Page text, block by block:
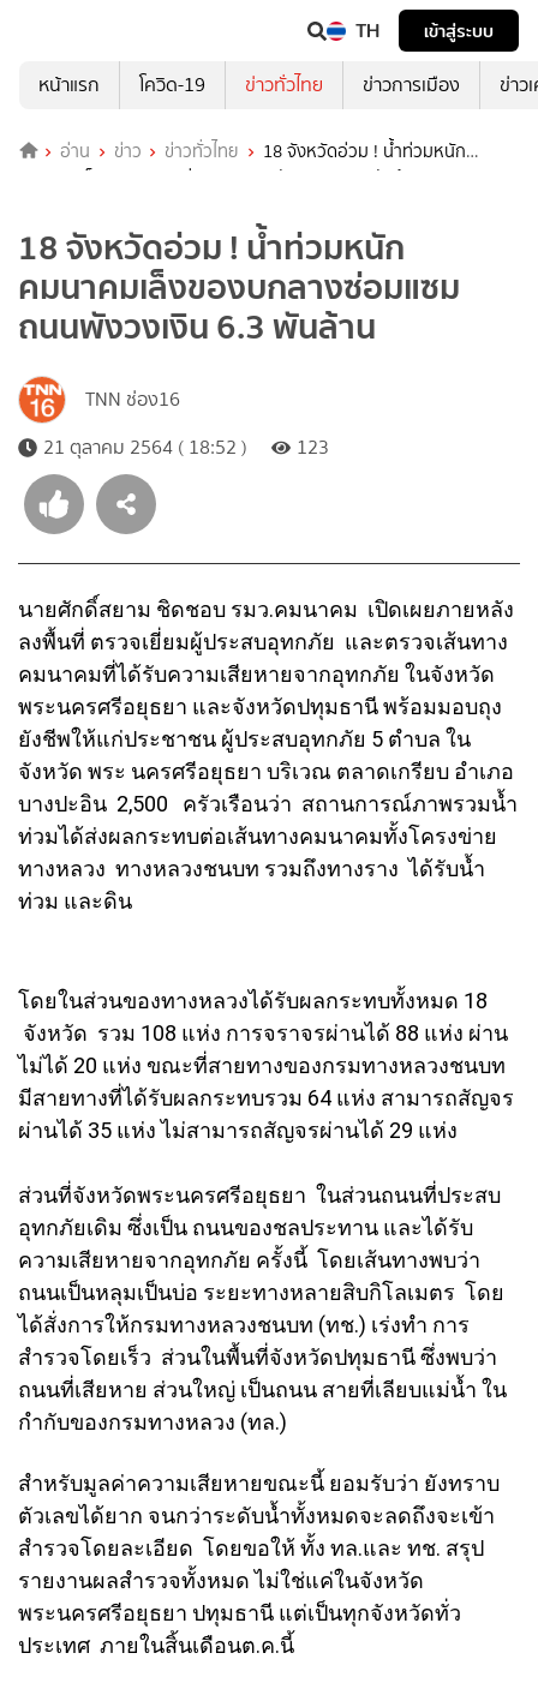
TH
เข้าสู่ระบบ
หน้าแรก
โควิด-19 ข่าวทั่วไทย ข่าวการเมือง ข่าว
อ่าน ข่าว ข่าวทั่วไทย
18 จังหวัดอ่วม ! น้ำท่วมหนัก
คมนาคมเล็งของบกลางซ่อมแซมถนนพังวงเงิน 6.3 พันล้าน
18 จังหวัดอ่วม ! น้ำท่วมหนัก
คมนาคมเล็งของบกลางซ่อมแซม
ถนนพังวงเงิน 6.3 พันล้าน
TNN ช่อง16
21 ตุลาคม 2564 ( 18:52 )
123
นายศักดิ์สยาม ชิดชอบ รมว.คมนาคม เปิดเผยภายหลัง
ลงพื้นที่ ตรวจเยี่ยมผู้ประสบอุทกภัย และตรวจเส้นทาง
คมนาคมที่ได้รับความเสียหายจากอุทกภัย ในจังหวัด
พระนครศรีอยุธยา และจังหวัดปทุมธานี พร้อมมอบถุง
ยังชีพให้แก่ประชาชน ผู้ประสบอุทกภัย 5 ตำบล ใน
จังหวัด พระ นครศรีอยุธยา บริเวณ ตลาดเกรียบ อำเภอ
บางปะอิน 2,500 ครัวเรือนว่า สถานการณ์ภาพรวมน้ำ
ท่วมได้ส่งผลกระทบต่อเส้นทางคมนาคมทั้งโครงข่าย
ทางหลวง ทางหลวงชนบท รวมถึงทางราง ได้รับน้ำ
ท่วม และดิน
โดยในส่วนของทางหลวงได้รับผลกระทบทั้งหมด 18
จังหวัด รวม 108 แห่ง การจราจรผ่านได้ 88 แห่ง ผ่าน
ไม่ได้ 20 แห่ง ขณะที่สายทางของกรมทางหลวงชนบท
มีสายทางที่ได้รับผลกระทบรวม 64 แห่ง สามารถสัญจร
ผ่านได้ 35 แห่ง ไม่สามารถสัญจรผ่านได้ 29 แห่ง
ส่วนที่จังหวัดพระนครศรีอยุธยา ในส่วนถนนที่ประสบ
อุทกภัยเดิม ซึ่งเป็น ถนนของชลประทาน และได้รับ
ความเสียหายจากอุทกภัย ครั้งนี้ โดยเส้นทางพบว่า
ถนนเป็นหลุมเป็นบ่อ ระยะทางหลายสิบกิโลเมตร โดย
ได้สั่งการให้กรมทางหลวงชนบท (ทช.) เร่งทำ การ
สำรวจโดยเร็ว ส่วนในพื้นที่จังหวัดปทุมธานี ซึ่งพบว่า
ถนนที่เสียหาย ส่วนใหญ่ เป็นถนน สายที่เลียบแม่น้ำ ใน
กำกับของกรมทางหลวง (ทล.)
สำหรับมูลค่าความเสียหายขณะนี้ ยอมรับว่า ยังทราบ
ตัวเลขได้ยาก จนกว่าระดับน้ำทั้งหมดจะลดถึงจะเข้า
สำรวจโดยละเอียด โดยขอให้ ทั้ง ทล.และ ทช. สรุป
รายงานผลสำรวจทั้งหมด ไม่ใช่แค่ในจังหวัด
พระนครศรีอยุธยา ปทุมธานี แต่เป็นทุกจังหวัดทั่ว
ประเทศ ภายในสิ้นเดือนต.ค.นี้